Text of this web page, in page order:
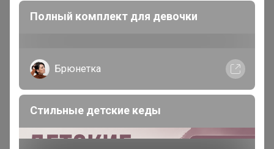
Полный комплект для девочки
Брюнетка
Стильные детские кеды